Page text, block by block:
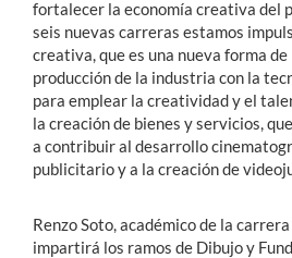
fortalecer la economía creativa del
seis nuevas carreras estamos
creativa, que es una nueva forma
producción de la industria con la
para emplear la creatividad y el
la creación de bienes y servicios,
a contribuir al desarrollo
publicitario y a la creación de
Renzo Soto, académico de la
impartirá los ramos de Dibujo y